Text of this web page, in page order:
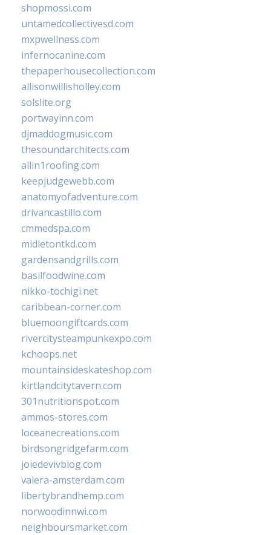
shopmossi.com
untamedcollectivesd.com
mxpwellness.com
infernocanine.com
thepaperhousecollection.com
allisonwillisholley.com
solslite.org
portwayinn.com
djmaddogmusic.com
thesoundarchitects.com
allin1roofing.com
keepjudgewebb.com
anatomyofadventure.com
drivancastillo.com
cmmedspa.com
midletontkd.com
gardensandgrills.com
basilfoodwine.com
nikko-tochigi.net
caribbean-corner.com
bluemoongiftcards.com
rivercitysteampunkexpo.com
kchoops.net
mountainsideskateshop.com
kirtlandcitytavern.com
301nutritionspot.com
ammos-stores.com
loceanecreations.com
birdsongridgefarm.com
joiedevivblog.com
valera-amsterdam.com
libertybrandhemp.com
norwoodinnwi.com
neighboursmarket.com